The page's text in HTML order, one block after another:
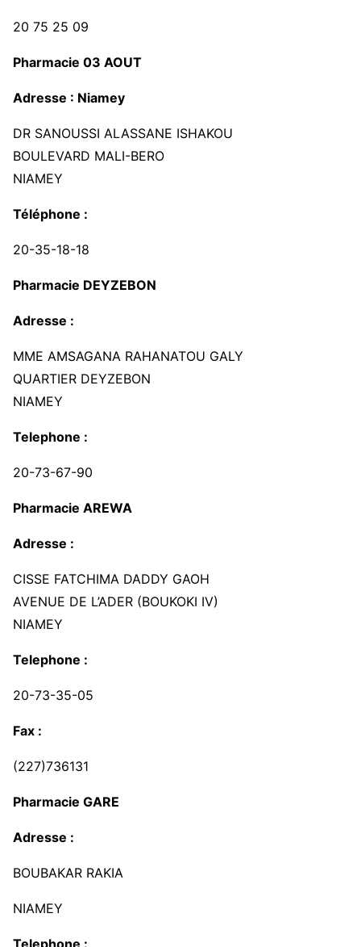
20 75 25 09
Pharmacie 03 AOUT
Adresse : Niamey
DR SANOUSSI ALASSANE ISHAKOU
BOULEVARD MALI-BERO
NIAMEY
Téléphone :
20-35-18-18
Pharmacie DEYZEBON
Adresse :
MME AMSAGANA RAHANATOU GALY
QUARTIER DEYZEBON
NIAMEY
Telephone :
20-73-67-90
Pharmacie AREWA
Adresse :
CISSE FATCHIMA DADDY GAOH
AVENUE DE L’ADER (BOUKOKI IV)
NIAMEY
Telephone :
20-73-35-05
Fax :
(227)736131
Pharmacie GARE
Adresse :
BOUBAKAR RAKIA
NIAMEY